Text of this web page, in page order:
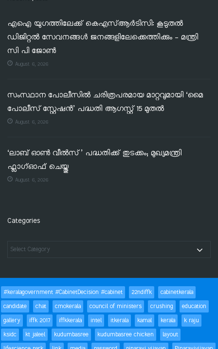
എഐ യുഗത്തിലേക്ക് കെഎസ്ആർടിസി: കൂടുതൽ
ഡിജിറ്റൽ സേവനങ്ങൾ ജനങ്ങളിലേക്കെത്തിക്കും – മന്ത്രി
സി പി ജോൺ
August 6, 2026
സംസ്ഥാന പോലീസിൽ ചരിത്രപരമായ മാറ്റവുമായി ‘മൈ
പോലീസ് സ്റ്റേഷൻ’ പദ്ധതി ആഗസ്റ്റ് 15 മുതൽ
August 6, 2026
‘ലാബ് ഓൺ വീൽസ്’ പദ്ധതിക്ക് തുടക്കം; മുഖ്യമന്ത്രി
ഫ്ലാഗ്ഓഫ് ചെയ്തു
August 6, 2026
Categories
#keralagovernment #CabinetDecision #cabinet 22ndiffk
cabinetkerala
candidate
chat cmokerala council of ministers crushing
education
gallery
iffk 2017 iffkkerala intel itkerala kamal kerala
k raju
ksidc
kt jaleel kudumbasree kudumbasree chicken
layout